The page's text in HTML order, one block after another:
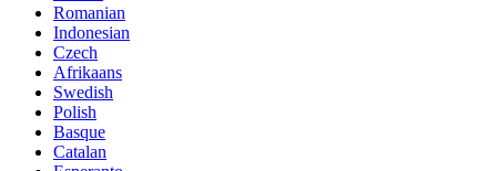
Romanian
Indonesian
Czech
Afrikaans
Swedish
Polish
Basque
Catalan